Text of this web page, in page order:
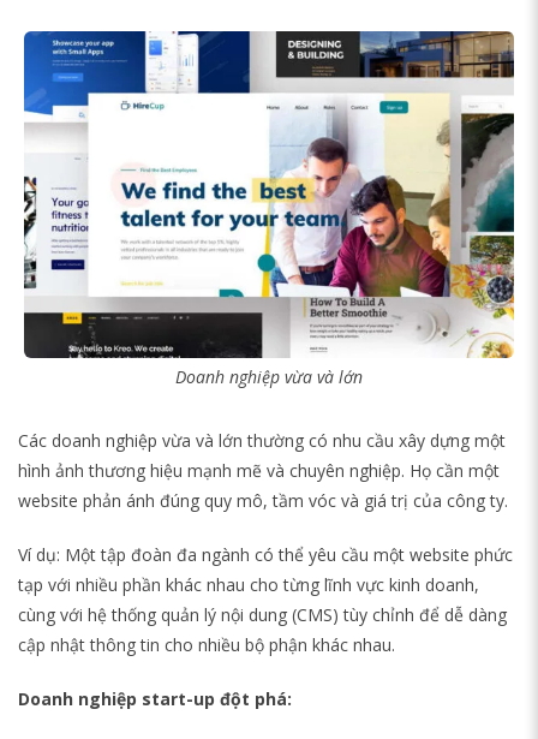
Doanh nghiệp vừa và lớn
Các doanh nghiệp vừa và lớn thường có nhu cầu xây dựng một
hình ảnh thương hiệu mạnh mẽ và chuyên nghiệp. Họ cần một
website phản ánh đúng quy mô, tầm vóc và giá trị của công ty.
Ví dụ: Một tập đoàn đa ngành có thể yêu cầu một website phức
tạp với nhiều phần khác nhau cho từng lĩnh vực kinh doanh,
cùng với hệ thống quản lý nội dung (CMS) tùy chỉnh để dễ dàng
cập nhật thông tin cho nhiều bộ phận khác nhau.
Doanh nghiệp start-up đột phá: